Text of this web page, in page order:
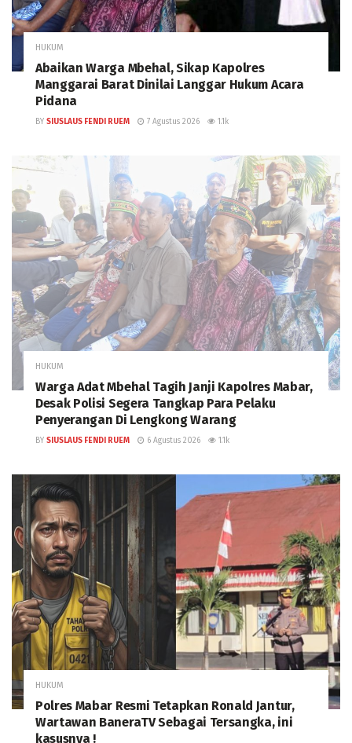
HUKUM
Abaikan Warga Mbehal, Sikap Kapolres
Manggarai Barat Dinilai Langgar Hukum Acara
Pidana
BY SIUSLAUS FENDI RUEM 7 Agustus 2026 1.1k
HUKUM
Warga Adat Mbehal Tagih Janji Kapolres Mabar,
Desak Polisi Segera Tangkap Para Pelaku
Penyerangan Di Lengkong Warang
BY SIUSLAUS FENDI RUEM 6 Agustus 2026 1.1k
HUKUM
Polres Mabar Resmi Tetapkan Ronald Jantur,
Wartawan BaneraTV Sebagai Tersangka, ini
kasusnya !